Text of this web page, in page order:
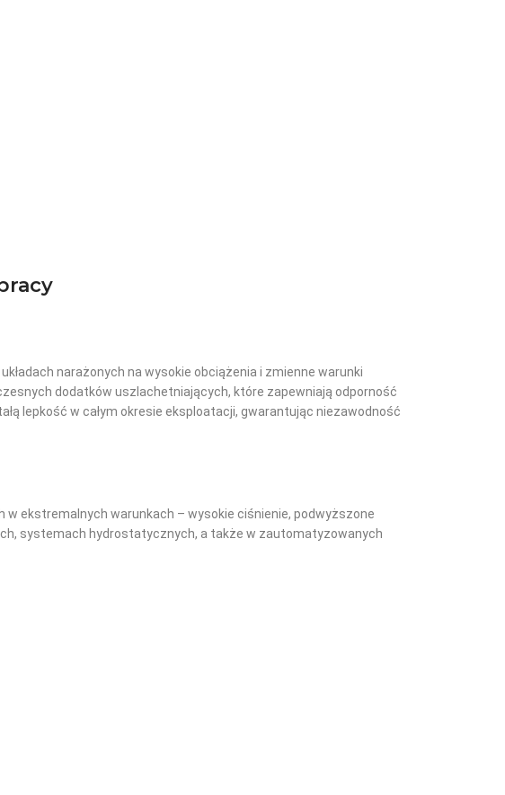
narażonych na wysokie obciążenia i zmienne warunki
dodatków uszlachetniających, które zapewniają odporność
lepkość w całym okresie eksploatacji, gwarantując niezawodność
w ekstremalnych warunkach – wysokie ciśnienie, podwyższone
systemach hydrostatycznych, a także w zautomatyzowanych